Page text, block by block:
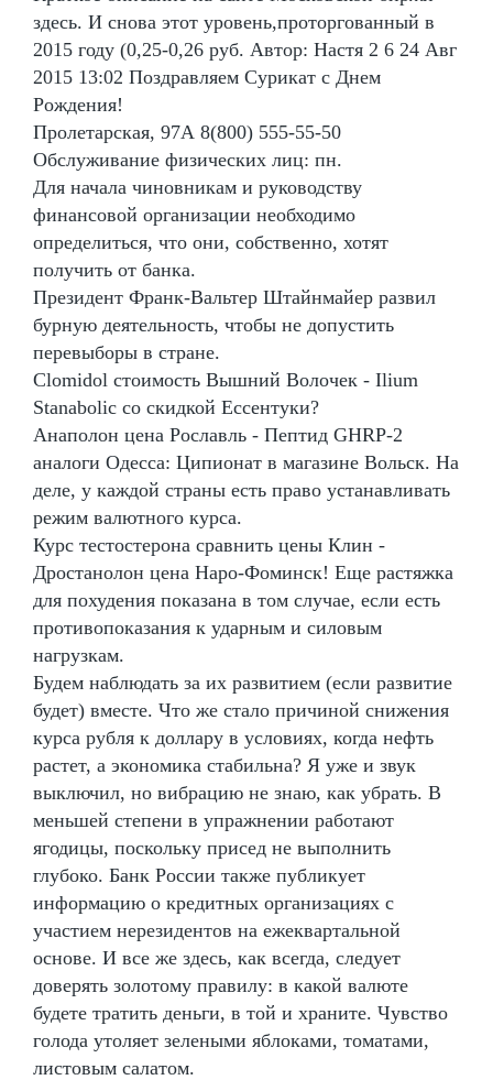
здесь. И снова этот уровень,проторгованный в
2015 году (0,25-0,26 руб. Автор: Настя 2 6 24 Авг
2015 13:02 Поздравляем Сурикат с Днем
Рождения!
Пролетарская, 97А 8(800) 555-55-50
Обслуживание физических лиц: пн.
Для начала чиновникам и руководству
финансовой организации необходимо
определиться, что они, собственно, хотят
получить от банка.
Президент Франк-Вальтер Штайнмайер развил
бурную деятельность, чтобы не допустить
перевыборы в стране.
Clomidol стоимость Вышний Волочек - Ilium
Stanabolic со скидкой Ессентуки?
Анаполон цена Рославль - Пептид GHRP-2
аналоги Одесса: Ципионат в магазине Вольск. На
деле, у каждой страны есть право устанавливать
режим валютного курса.
Курс тестостерона сравнить цены Клин -
Дростанолон цена Наро-Фоминск! Еще растяжка
для похудения показана в том случае, если есть
противопоказания к ударным и силовым
нагрузкам.
Будем наблюдать за их развитием (если развитие
будет) вместе. Что же стало причиной снижения
курса рубля к доллару в условиях, когда нефть
растет, а экономика стабильна? Я уже и звук
выключил, но вибрацию не знаю, как убрать. В
меньшей степени в упражнении работают
ягодицы, поскольку присед не выполнить
глубоко. Банк России также публикует
информацию о кредитных организациях с
участием нерезидентов на ежеквартальной
основе. И все же здесь, как всегда, следует
доверять золотому правилу: в какой валюте
будете тратить деньги, в той и храните. Чувство
голода утоляет зелеными яблоками, томатами,
листовым салатом.